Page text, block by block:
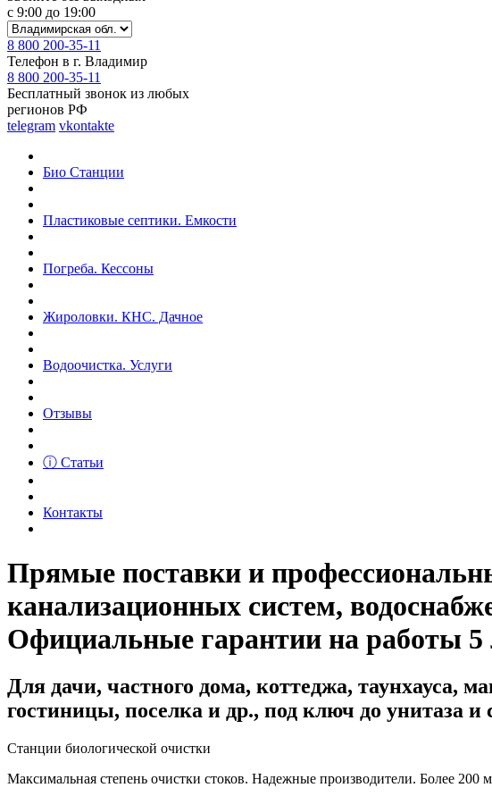
с 9:00 до 19:00
8 800 200-35-11
Телефон в г. Владимир
8 800 200-35-11
Бесплатный звонок из любых
регионов РФ
telegram vkontakte
Био Станции
Пластиковые септики. Емкости
Погреба. Кессоны
Жироловки. КНС. Дачное
Водоочистка. Услуги
Отзывы
ⓘ Статьи
Контакты
Прямые поставки и
канализационных систем,
Официальные гарантии на работы 5
Для дачи, частного дома, коттеджа, таунхауса,
гостиницы, поселка и др., под ключ до унитаза и
Станции биологической очистки
Максимальная степень очистки стоков. Надежные производители. Более 200